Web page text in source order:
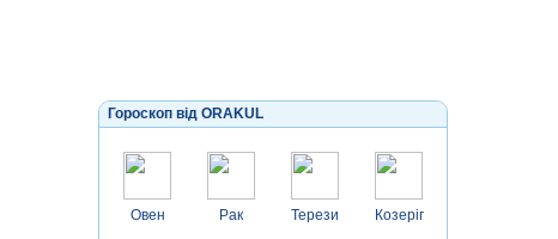
Гороскоп від ORAKUL
Овен Рак Терези Козеріг